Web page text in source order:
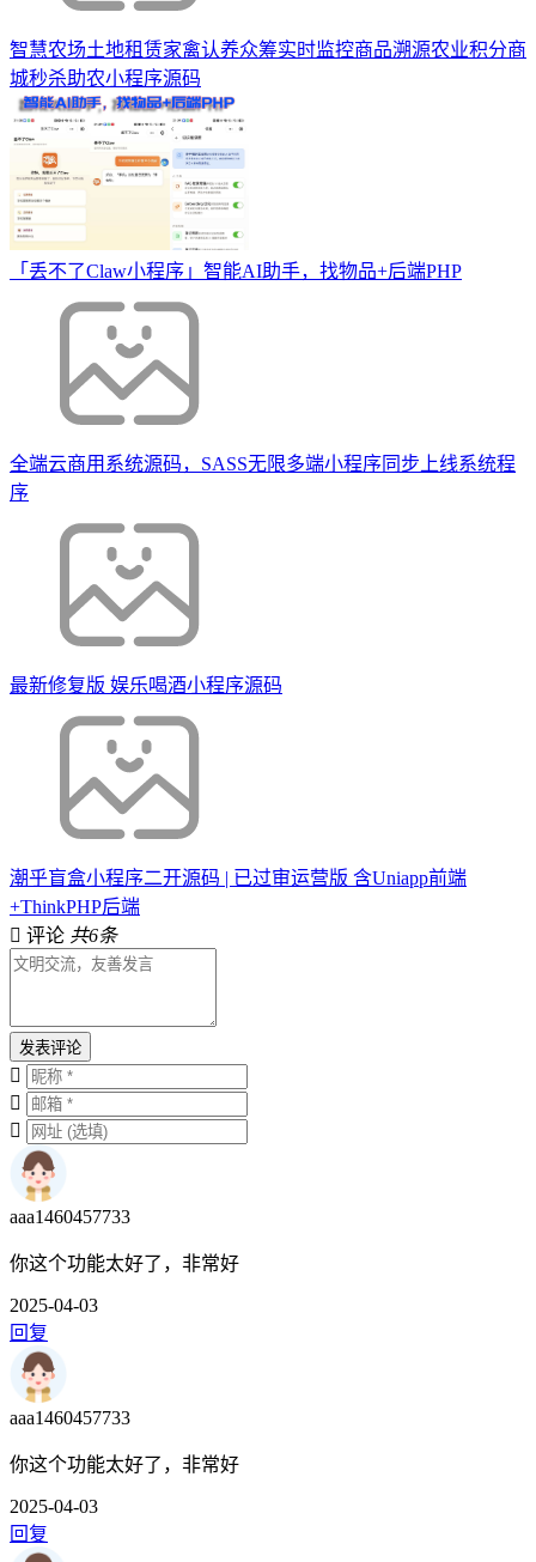
智慧农场土地租赁家禽认养众筹实时监控商品溯源农业积分商
城秒杀助农小程序源码
「丢不了Claw小程序」智能AI助手，找物品+后端PHP
全端云商用系统源码，SASS无限多端小程序同步上线系统程
序
最新修复版 娱乐喝酒小程序源码
潮乎盲盒小程序二开源码 | 已过审运营版 含Uniapp前端
+ThinkPHP后端
评论 共6条
发表评论
aaa1460457733
你这个功能太好了，非常好
2025-04-03
回复
aaa1460457733
你这个功能太好了，非常好
2025-04-03
回复